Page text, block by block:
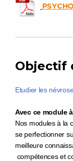
Objectif
Etudier les
Avec ce module
Nos modules à la
se perfectionner
meilleure
compétences et